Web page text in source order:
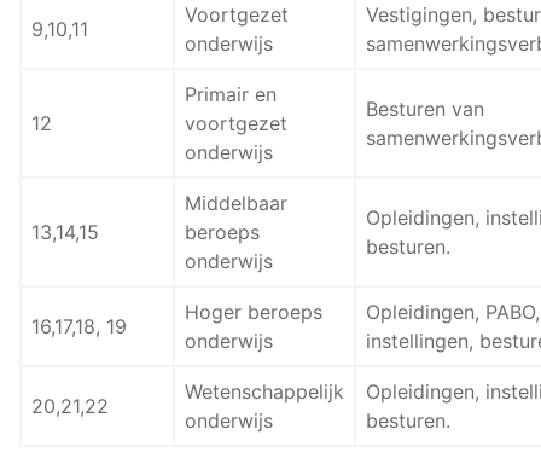
9,10,11
Voortgezet
onderwijs
Vestigingen,
12
Primair en
voortgezet
onderwijs
Besturen van
13,14,15
Middelbaar
beroeps
onderwijs
Opleidingen,
besturen.
16,17,18, 19
Hoger beroeps
onderwijs
Opleidingen, PABO,
instellingen,
20,21,22
Wetenschappelijk
onderwijs
Opleidingen,
besturen.